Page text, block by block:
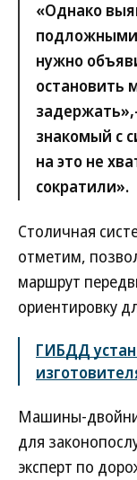
«Однако
нужно
остановить
знакомый с
на это не
сократили».
Столичная
отметим,
маршрут
ориентировку
ГИБДД
Машины-
для
эксперт по